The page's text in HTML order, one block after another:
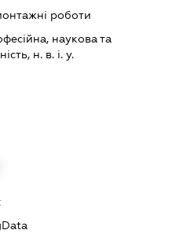
роботи
наукова та
н. в. і. у.